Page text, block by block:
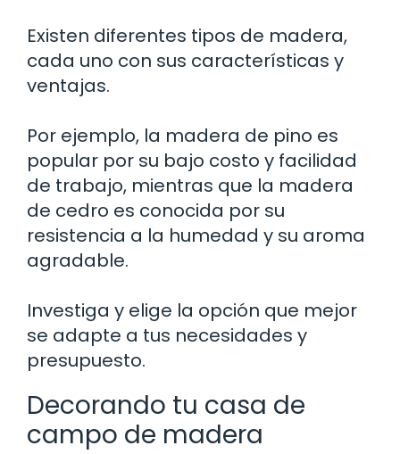
Existen diferentes tipos de madera,
cada uno con sus características y
ventajas.
Por ejemplo, la madera de pino es
popular por su bajo costo y facilidad
de trabajo, mientras que la madera
de cedro es conocida por su
resistencia a la humedad y su aroma
agradable.
Investiga y elige la opción que mejor
se adapte a tus necesidades y
presupuesto.
Decorando tu casa de
campo de madera